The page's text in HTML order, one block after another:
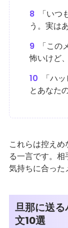
8
「い
う。実は
9
「こ
怖いけど
10
「ハ
とあなた
これらは控え
る一言です。
気持ちに合った
旦那に送
文10選